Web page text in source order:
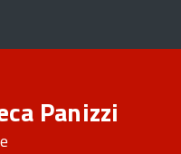
Panizzi